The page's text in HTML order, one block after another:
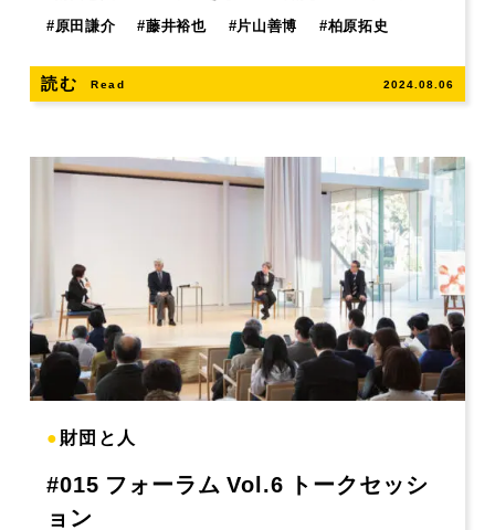
#原田謙介 #藤井裕也 #片山善博 #柏原拓史
読む Read 2024.08.06
●財団と人
#015 フォーラム Vol.6 トークセッシ
ョン